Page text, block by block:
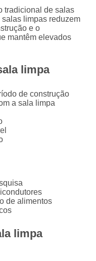
tradicional de salas
salas limpas reduzem
e o
mantêm elevados
limpa
de construção
a sala limpa
de alimentos
limpa